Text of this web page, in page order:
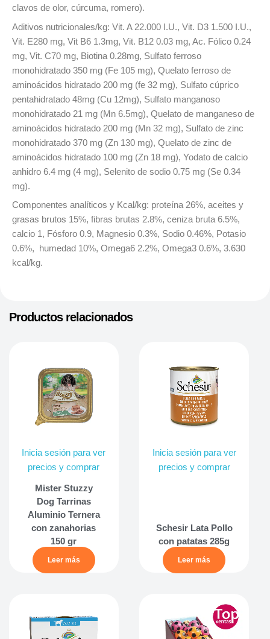
clavos de olor, cúrcuma, romero).
Aditivos nutricionales/kg: Vit. A 22.000 I.U., Vit. D3 1.500 I.U.,
Vit. E280 mg, Vit B6 1.3mg, Vit. B12 0.03 mg, Ac. Fólico 0.24
mg, Vit. C70 mg, Biotina 0.28mg, Sulfato ferroso
monohidratado 350 mg (Fe 105 mg), Quelato ferroso de
aminoácidos hidratado 200 mg (fe 32 mg), Sulfato cúprico
pentahidratado 48mg (Cu 12mg), Sulfato manganoso
monohidratado 21 mg (Mn 6.5mg), Quelato de manganeso de
aminoácidos hidratado 200 mg (Mn 32 mg), Sulfato de zinc
monohidratado 370 mg (Zn 130 mg), Quelato de zinc de
aminoácidos hidratado 100 mg (Zn 18 mg), Yodato de calcio
anhidro 6.4 mg (4 mg), Selenito de sodio 0.75 mg (Se 0.34
mg).
Componentes analíticos y Kcal/kg: proteína 26%, aceites y
grasas brutos 15%, fibras brutas 2.8%, ceniza bruta 6.5%,
calcio 1, Fósforo 0.9, Magnesio 0.3%, Sodio 0.46%, Potasio
0.6%, humedad 10%, Omega6 2.2%, Omega3 0.6%, 3.630
kcal/kg.
Productos relacionados
Inicia sesión para ver
precios y comprar
Mister Stuzzy
Dog Tarrinas
Aluminio Ternera
con zanahorias
150 gr
Leer más
Inicia sesión para ver
precios y comprar
Schesir Lata Pollo
con patatas 285g
Leer más